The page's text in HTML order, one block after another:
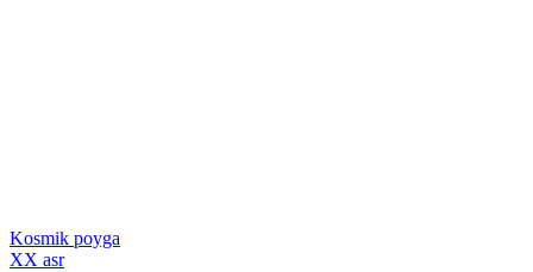
Kosmik poyga
XX asr